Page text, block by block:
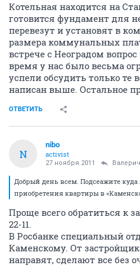
Котельная находится на
готовится фундамент для
перевезут и установят в
размера коммунальных
встрече с Неоградом
время у нас было весьма
успели обсудить только те
написан выше. Остальное
ОТВЕТИТЬ
N
nibo
activist
27 ноября 2011 Валерич
Добрый день всем. Подсеажите куда
приобретения квартиры в
Проще всего обратиться к
22-11.
В Росбанке специальный
Каменскому. От
направят, сделают все без